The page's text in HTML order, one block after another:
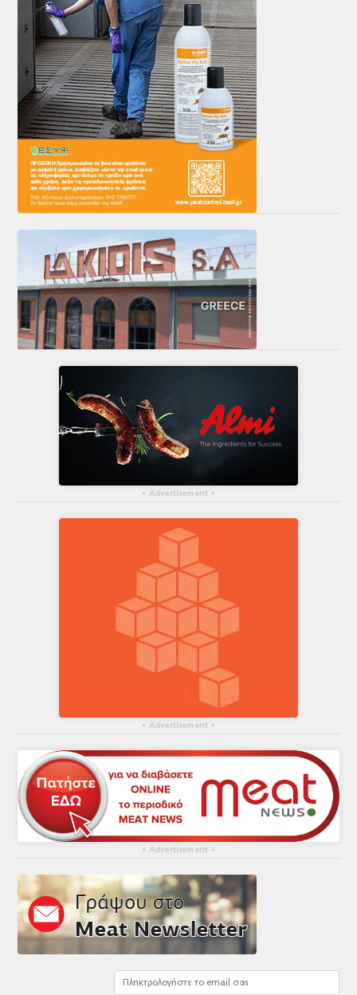
▴ Advertisement ▴
▴ Advertisement ▴
▴ Advertisement ▴